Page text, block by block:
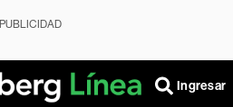
PUBLICIDAD
Ingresar